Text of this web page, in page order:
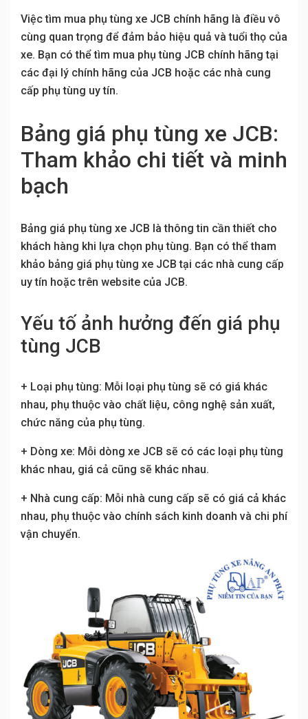
Việc tìm mua phụ tùng xe JCB chính hãng là điều vô
cùng quan trọng để đảm bảo hiệu quả và tuổi thọ của
xe. Bạn có thể tìm mua phụ tùng JCB chính hãng tại
các đại lý chính hãng của JCB hoặc các nhà cung
cấp phụ tùng uy tín.
Bảng giá phụ tùng xe JCB:
Tham khảo chi tiết và minh
bạch
Bảng giá phụ tùng xe JCB là thông tin cần thiết cho
khách hàng khi lựa chọn phụ tùng. Bạn có thể tham
khảo bảng giá phụ tùng xe JCB tại các nhà cung cấp
uy tín hoặc trên website của JCB.
Yếu tố ảnh hưởng đến giá phụ
tùng JCB
+ Loại phụ tùng: Mỗi loại phụ tùng sẽ có giá khác
nhau, phụ thuộc vào chất liệu, công nghệ sản xuất,
chức năng của phụ tùng.
+ Dòng xe: Mỗi dòng xe JCB sẽ có các loại phụ tùng
khác nhau, giá cả cũng sẽ khác nhau.
+ Nhà cung cấp: Mỗi nhà cung cấp sẽ có giá cả khác
nhau, phụ thuộc vào chính sách kinh doanh và chi phí
vận chuyển.